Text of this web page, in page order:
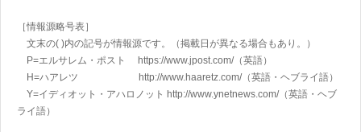
［情報源略号表］
文末の( )内の記号が情報源です。（掲載日が異なる場合もあり。）
P=エルサレム・ポスト https://www.jpost.com/（英語）
H=ハアレツ http://www.haaretz.com/（英語・ヘブライ語）
Y=イディオット・アハロノット http://www.ynetnews.com/（英語・ヘブ
ライ語）